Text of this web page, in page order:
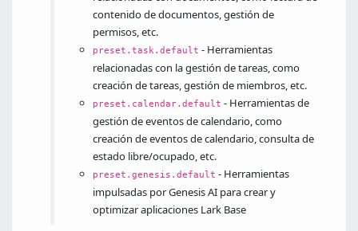
contenido de documentos, gestión de
permisos, etc.
preset.task.default - Herramientas
relacionadas con la gestión de tareas, como
creación de tareas, gestión de miembros, etc.
preset.calendar.default - Herramientas de
gestión de eventos de calendario, como
creación de eventos de calendario, consulta de
estado libre/ocupado, etc.
preset.genesis.default - Herramientas
impulsadas por Genesis AI para crear y
optimizar aplicaciones Lark Base